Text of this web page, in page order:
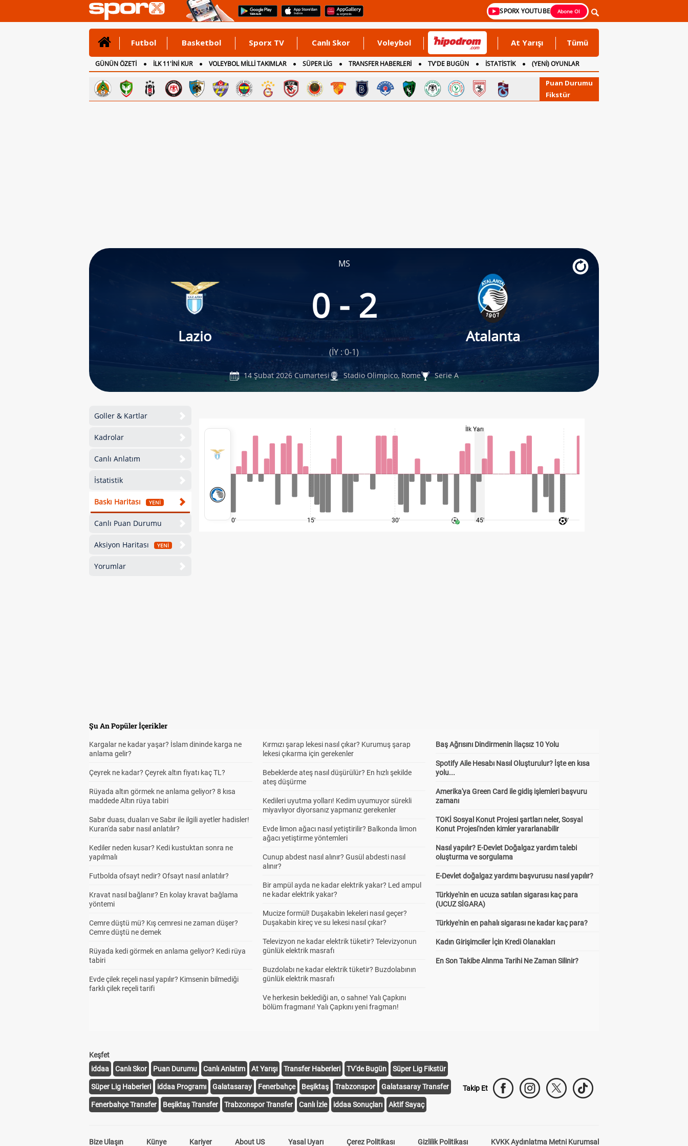
SPORX YOUTUBE Abone Ol
Futbol Basketbol Sporx TV Canlı Skor Voleybol At Yarışı Tümü
GÜNÜN ÖZETİ İLK 11'İNİ KUR VOLEYBOL MİLLİ TAKIMLAR SÜPER LİG TRANSFER HABERLERİ TV'DE BUGÜN İSTATİSTİK
(YENİ) OYUNLAR
CANLI ANLATIM
İNGİLTERE
Puan Durumu
Fikstür
MS
Lazio
0 - 2
Atalanta
(İY : 0-1)
14 Şubat 2026 Cumartesi Stadio Olimpico, Rome Serie A
Goller & Kartlar
Kadrolar
Canlı Anlatım
İstatistik
Baskı Haritası YENİ
Canlı Puan Durumu
Aksiyon Haritası YENİ
Yorumlar
0' 15' 30'
İlk Yarı
45' 60'
Şu An Popüler İçerikler
Kargalar ne kadar yaşar? İslam dininde karga ne
anlama gelir?
Çeyrek ne kadar? Çeyrek altın fiyatı kaç TL?
Rüyada altın görmek ne anlama geliyor? 8 kısa
maddede Altın rüya tabiri
Sabır duası, duaları ve Sabır ile ilgili ayetler hadisler!
Kuran'da sabır nasıl anlatılır?
Kediler neden kusar? Kedi kustuktan sonra ne
yapılmalı
Futbolda ofsayt nedir? Ofsayt nasıl anlatılır?
Kravat nasıl bağlanır? En kolay kravat bağlama
yöntemi
Cemre düştü mü? Kış cemresi ne zaman düşer?
Cemre düştü ne demek
Rüyada kedi görmek en anlama geliyor? Kedi rüya
tabiri
Evde çilek reçeli nasıl yapılır? Kimsenin bilmediği
farklı çilek reçeli tarifi
Kırmızı şarap lekesi nasıl çıkar? Kurumuş şarap
lekesi çıkarma için gerekenler
Bebeklerde ateş nasıl düşürülür? En hızlı şekilde
ateş düşürme
Kedileri uyutma yolları! Kedim uyumuyor sürekli
miyavlıyor diyorsanız yapmanız gerekenler
Evde limon ağacı nasıl yetiştirilir? Balkonda limon
ağacı yetiştirme yöntemleri
Cunup abdest nasıl alınır? Gusül abdesti nasıl
alınır?
Bir ampül ayda ne kadar elektrik yakar? Led ampul
ne kadar elektrik yakar?
Mucize formül! Duşakabin lekeleri nasıl geçer?
Duşakabin kireç ve su lekesi nasıl çıkar?
Televizyon ne kadar elektrik tüketir? Televizyonun
günlük elektrik masrafı
Buzdolabı ne kadar elektrik tüketir? Buzdolabının
günlük elektrik masrafı
Ve herkesin beklediği an, o sahne! Yalı Çapkını
bölüm fragmanı! Yalı Çapkını yeni fragman!
Baş Ağrısını Dindirmenin İlaçsız 10 Yolu
Spotify Aile Hesabı Nasıl Oluşturulur? İşte en kısa
yolu...
Amerika'ya Green Card ile gidiş işlemleri başvuru
zamanı
TOKİ Sosyal Konut Projesi şartları neler, Sosyal
Konut Projesi'nden kimler yararlanabilir
Nasıl yapılır? E-Devlet Doğalgaz yardım talebi
oluşturma ve sorgulama
E-Devlet doğalgaz yardımı başvurusu nasıl yapılır?
Türkiye'nin en ucuza satılan sigarası kaç para
(UCUZ SİGARA)
Türkiye'nin en pahalı sigarası ne kadar kaç para?
Kadın Girişimciler İçin Kredi Olanakları
En Son Takibe Alınma Tarihi Ne Zaman Silinir?
Keşfet
iddaa
Canlı Skor Puan Durumu Canlı Anlatım At Yarışı Transfer Haberleri TV'de Bugün Süper Lig Fikstür
Süper Lig Haberleri iddaa Programı Galatasaray Fenerbahçe Beşiktaş Trabzonspor Galatasaray Transfer
Fenerbahçe Transfer Beşiktaş Transfer Trabzonspor Transfer Canlı İzle iddaa Sonuçları Aktif Sayaç
Takip Et
Bize Ulaşın Künye Kariyer About US Yasal Uyarı Çerez Politikası Gizlilik Politikası KVKK Aydınlatma Metni Kurumsal